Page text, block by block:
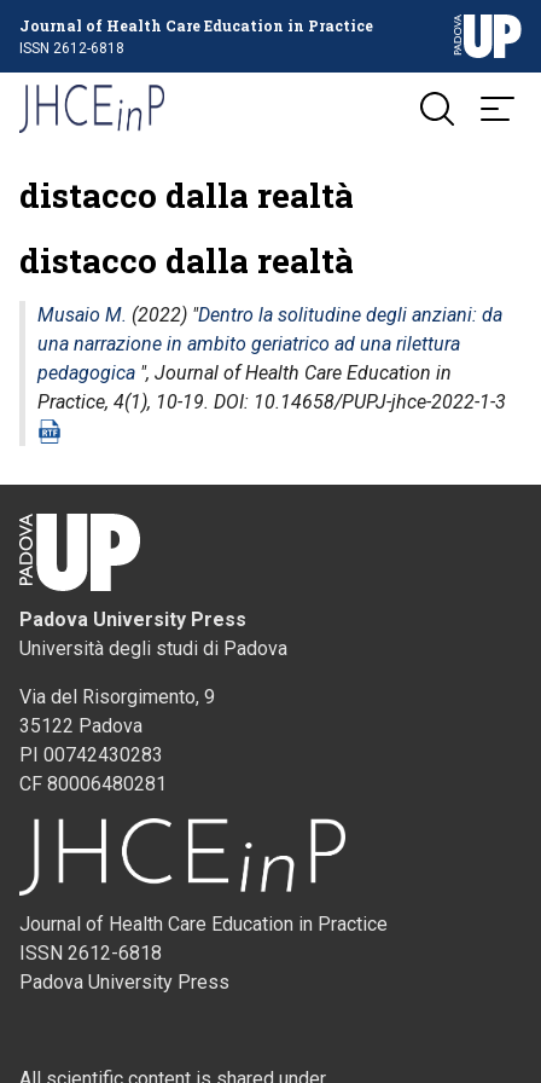
Journal of Health Care Education in Practice
ISSN 2612-6818
distacco dalla realtà
distacco dalla realtà
Musaio M. (2022) "Dentro la solitudine degli anziani: da
una narrazione in ambito geriatrico ad una rilettura
pedagogica ", Journal of Health Care Education in
Practice, 4(1), 10-19. DOI: 10.14658/PUPJ-jhce-2022-1-3
Padova University Press
Università degli studi di Padova
Via del Risorgimento, 9
35122 Padova
PI 00742430283
CF 80006480281
Journal of Health Care Education in Practice
ISSN 2612-6818
Padova University Press